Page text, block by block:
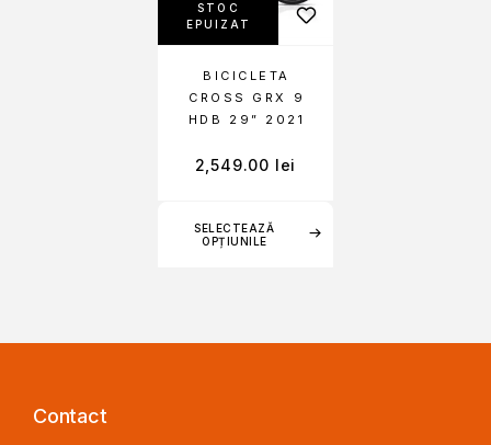
STOC
EPUIZAT
SELECTEAZĂ
OPȚIUNILE
BICICLETA
CROSS GRX 9
HDB 29” 2021
2,549.00 lei
Contact